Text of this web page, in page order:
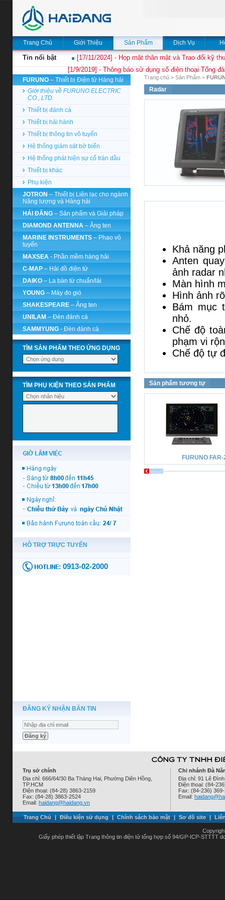
Trang Chủ Giới Thiệu Sản Phẩm Dịch Vụ
Tin nổi bật
[17/11/2024] - Họp mặt thân mật và Trao đổi kỹ
[1/9/2019] - Thông báo sử dụng số điện thoại Tổng
FURUNO – Thiết bị Điện tử Hàng hải
Giới thiệu về FURUNO ELECTRIC
CO., LTD.
Thiết bị đánh cá
Thiết bị hải hành
Thiết bị thông tin vô tuyến
Hệ thống giám sát bờ biển
Hệ thống phát hiện sự cố tràn dầu
Thiết bị khác
Phụ kiện
JOTRON – Thiết bị Liên lạc cho ngành
Năng lượng và Hàng hải
HẢI ĐĂNG – Sản phẩm và Giải pháp
DIAMOND ANTENNA – Ăng ten
MARINE INSTRUMENTS – Phao vô
tuyến
MAXSEA - Phần mềm hàng hải
C-MAP – Hải đồ điện tử
DAIKO – La bàn từ chuẩn/lái
YOUNG – Máy đo gió
SHAKESPEARE – Ăng ten
UNILAM – Đèn đánh cá
SAMMYUNG - Đèn đánh cá
TÌM SẢN PHẨM THEO ỨNG DỤNG
TÌM PHỤ KIỆN THEO SẢN PHẨM
ĐĂNG KÝ NHẬN BẢN TIN
Trang chủ > Sản Phẩm >
Radar
Khả năng
Anten
ảnh radar
Màn hình
Hình ảnh
Bám mục
nhỏ.
Chế độ
phạm vi
Chế độ tự
Sản phẩm tương tự
FURUNO
Trụ sở chính
Địa chỉ: 666/64/30 Ba Tháng Hai, Phường Diên Hồng,
TP.HCM
Điện thoại: (84-28) 3863-2159
Fax: (84-28) 3863-2524
Email: haidang@haidang.vn
Chi nhánh Đà
Địa chỉ: 91 Lê
Điện thoại: (84-
Fax: (84-236)
Email:
Trang Chủ | Điều kiện sử dụng | Chính sách bảo mật | Sơ đồ site |
Giấy phép thiết lập Trang thông tin điện tử tổng hợp số 94/GP-ICP-STTTT